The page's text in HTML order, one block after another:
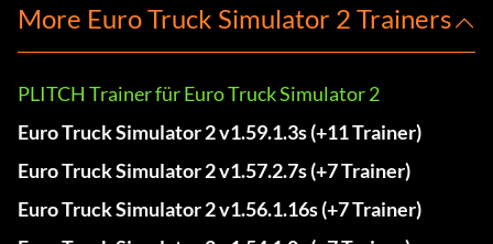
More Euro Truck Simulator 2 Trainers
PLITCH Trainer für Euro Truck Simulator 2
Euro Truck Simulator 2 v1.59.1.3s (+11 Trainer)
Euro Truck Simulator 2 v1.57.2.7s (+7 Trainer)
Euro Truck Simulator 2 v1.56.1.16s (+7 Trainer)